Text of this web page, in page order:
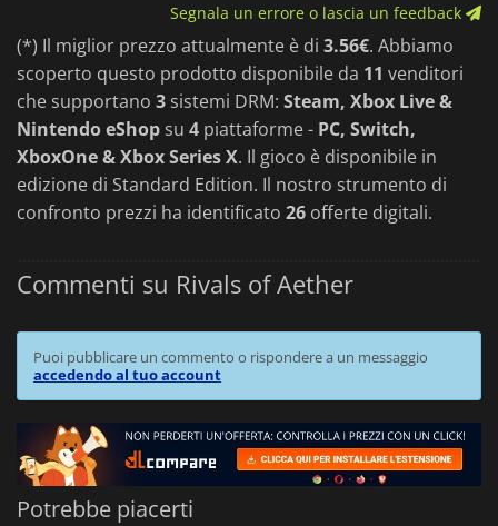
Segnala un errore o lascia un feedback
(*) Il miglior prezzo attualmente è di 3.56€. Abbiamo
scoperto questo prodotto disponibile da 11 venditori
che supportano 3 sistemi DRM: Steam, Xbox Live &
Nintendo eShop su 4 piattaforme - PC, Switch,
XboxOne & Xbox Series X. Il gioco è disponibile in
edizione di Standard Edition. Il nostro strumento di
confronto prezzi ha identificato 26 offerte digitali.
Commenti su Rivals of Aether
Puoi pubblicare un commento o rispondere a un messaggio
accedendo al tuo account
Potrebbe piacerti